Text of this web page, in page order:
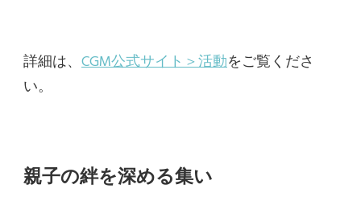
詳細は、 CGM公式サイト＞活動をご覧くださ
い。
親子の絆を深める集い